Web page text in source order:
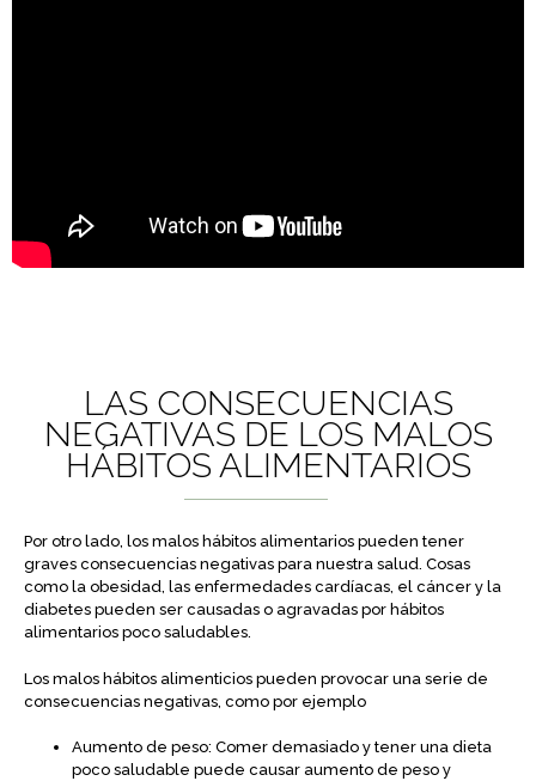
LAS CONSECUENCIAS
NEGATIVAS DE LOS MALOS
HÁBITOS ALIMENTARIOS
Por otro lado, los malos hábitos alimentarios pueden tener
graves consecuencias negativas para nuestra salud. Cosas
como la obesidad, las enfermedades cardíacas, el cáncer y la
diabetes pueden ser causadas o agravadas por hábitos
alimentarios poco saludables.
Los malos hábitos alimenticios pueden provocar una serie de
consecuencias negativas, como por ejemplo
Aumento de peso: Comer demasiado y tener una dieta
poco saludable puede causar aumento de peso y